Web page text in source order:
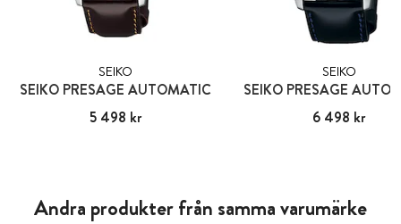
SEIKO
SEIKO PRESAGE AUTOMATIC
Pris :5 498 kr
5 498 kr
SEIKO
SEIKO PRESAGE
Pris:6 498 kr
6 498 kr
Andra produkter från samma varumärke